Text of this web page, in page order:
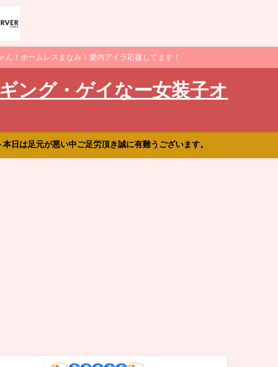
！ホームレスまなみ！愛内アイラ応援してます！
ング・ゲイなー女装子オ
日は足元が悪い中ご足労頂き誠に有難うございます。